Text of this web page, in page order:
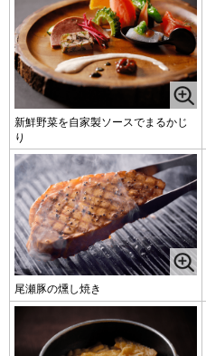
新鮮野菜を自家製ソースでまるかじ
り
尾瀬豚の燻し焼き